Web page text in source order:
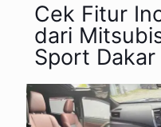
Cek Fitur
dari
Sport